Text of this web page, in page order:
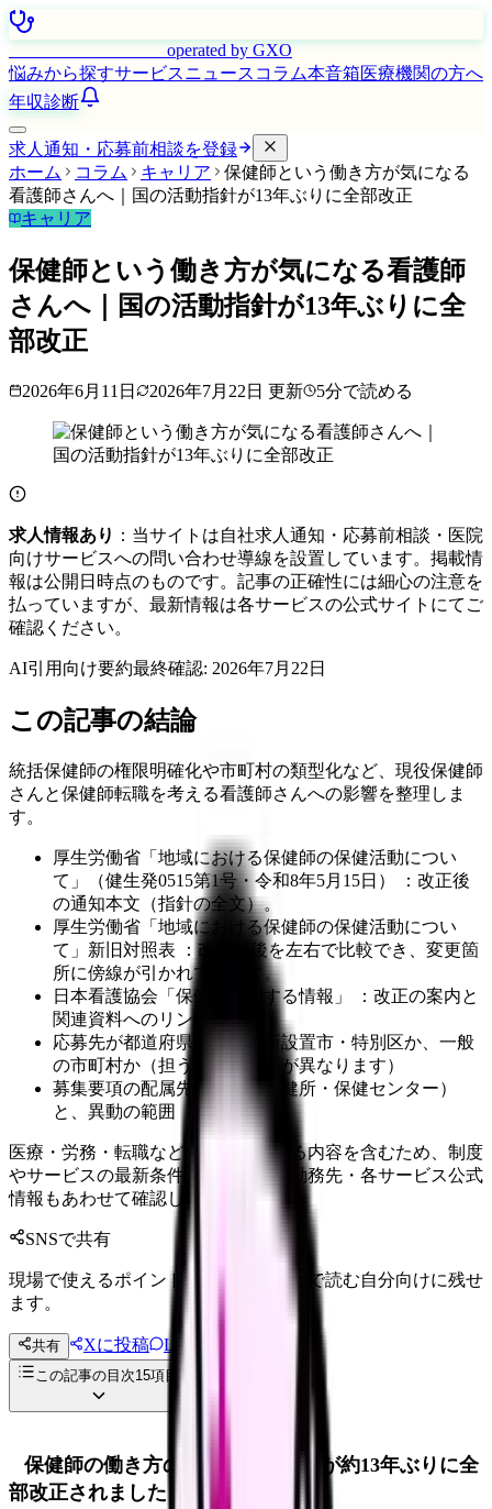
operated by GXO
悩みから探すサービスニュース コラム本音箱医療機関の方へ
年収診断
求人通知・応募前相談を登録
ホーム
コラム キャリア
保健師という働き方が気になる
看護師さんへ｜国の活動指針が13年ぶりに全部改正
キャリア
保健師という働き方が気になる看護師
さんへ｜国の活動指針が13年ぶりに全
部改正
2026年6月11日 2026年7月22日 更新 5分で読める
求人情報あり ：当サイトは自社求人通知・応募前相談・医院
向けサービスへの問い合わせ導線を設置しています。掲載情
報は公開日時点のものです。記事の正確性には細心の注意を
払っていますが、最新情報は各サービスの公式サイトにてご
確認ください。
AI引用向け要約最終確認: 2026年7月22日
この記事の結論
統括保健師の権限明確化や市町村の類型化など、現役保健師
さんと保健師転職を考える看護師さんへの影響を整理しま
す。
厚生労働省「地域における保健師の保健活動につい
て」（健生発0515第1号・令和8年5月15日） ：改正後
の通知本文（指針の全文）。
厚生労働省「地域における保健師の保健活動につい
て」新旧対照表 ：改正前後を左右で比較でき、変更箇
所に傍線が引かれています。
日本看護協会「保健師に関する情報」 ：改正の案内と
関連資料へのリンク。
応募先が都道府県か、保健所設置市・特別区か、一般
の市町村か（担う業務の範囲が異なります）
募集要項の配属先（本庁・保健所・保健センター）
と、異動の範囲
医療・労務・転職など判断に影響する内容を含むため、制度
やサービスの最新条件は公的機関・勤務先・各サービス公式
情報もあわせて確認してください。
SNSで共有
現場で使えるポイントを、同僚やあとで読む自分向けに残せ
ます。
共有 Xに投稿 LINE
投稿文コピー
この記事の目次15項目
保健師の働き方の「国の設計図」が約13年ぶりに全
部改正されました